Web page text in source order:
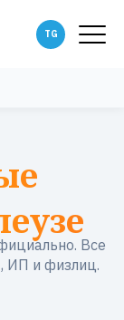
Все
ИП и физлиц.